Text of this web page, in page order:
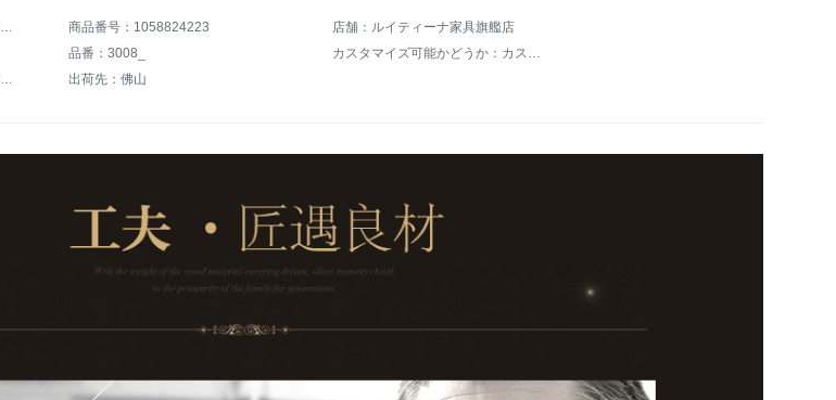
商品名称：ルイティナアメリカ式ソファ丸太の回転角欧式皮布ソファシンプルなリビングセット家具の上質な皮1+2+右グリフ 商品番号：1058824223
店舗：ルイティーナ家具旗艦店
品番：3008_
カスタマイズ可能かどうか：カスタマイズ可能
ウォークバックかどうか：ウォーウォーウォーカー
出荷先：佛山